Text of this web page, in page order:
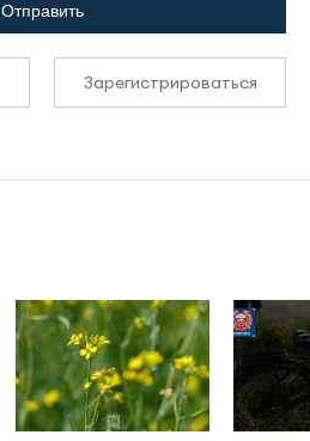
Отправить
Зарегистрироваться